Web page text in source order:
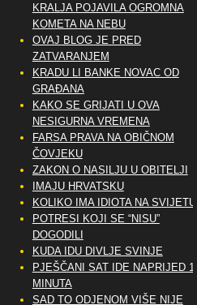
KRALJA POJAVILA OGROMNA
KOMETA NA NEBU
OVAJ BLOG JE PRED
ZATVARANJEM
KRADU LI BANKE NOVAC OD
GRAĐANA
KAKO SE GRIJATI U OVA
NESIGURNA VREMENA
FARSA PRAVA NA OBIČNOM
ČOVJEKU
ZAKON O NASILJU U OBITELJI
IMAJU HRVATSKU
KOLIKO IMA IDIOTA NA SVIJETU?
POTRESI KOJI SE “NISU”
DOGODILI
KUDA IDU DIVLJE SVINJE
PJEŠČANI SAT IDE NAPRIJED 10
MINUTA
SAD TO ODJENOM VIŠE NIJE